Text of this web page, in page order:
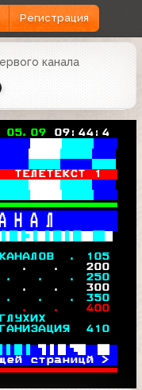
Регистрация
канала
05.09 09:44:4
ТЕЛЕТЕКСТ 1
С А Н А Л
КАНАЛОВ  .
105
.   .   200
.   .   . 250
.   .   .
300
.   .   . 350
.   .   . 400
ГЛУХИХ
410

страницй >